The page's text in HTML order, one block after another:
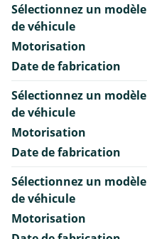
Sélectionnez un modèle
de véhicule
Motorisation
Date de fabrication
Sélectionnez un modèle
de véhicule
Motorisation
Date de fabrication
Sélectionnez un modèle
de véhicule
Motorisation